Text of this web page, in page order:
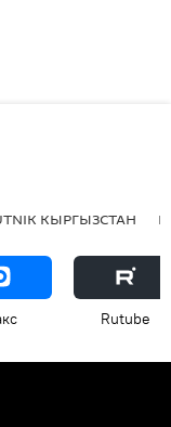
КЫРГЫЗСТАН
Rutube